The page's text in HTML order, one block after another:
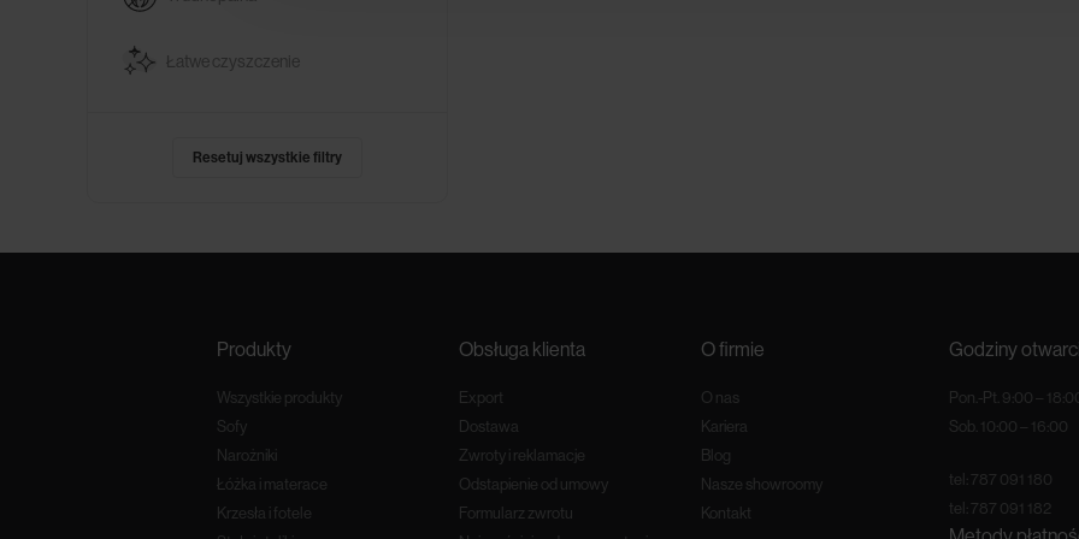
Łatwe czyszczenie
Resetuj wszystkie filtry
Produkty
Wszystkie produkty
Sofy
Narożniki
Łóżka i materace
Krzesła i fotele
Obsługa klienta
Export
Dostawa
Zwroty i reklamacje
Odstapienie od umowy
Formularz zwrotu
O firmie
O nas
Kariera
Blog
Nasze showroomy
Kontakt
Godziny
Pon.-Pt. 9:00 –
Sob. 10:00 – 16:00
tel: 787 091 180
tel: 787 091 182